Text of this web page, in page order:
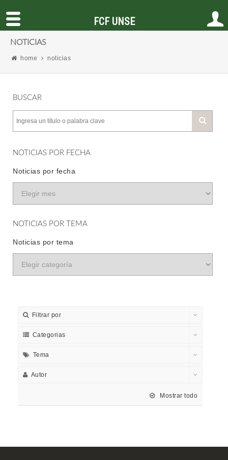
NOTICIAS
home noticias
BUSCAR
NOTICIAS POR FECHA
Noticias por fecha
NOTICIAS POR TEMA
Noticias por tema
Filtrar por
Categorias
Tema
Autor
Mostrar todo
FCF UNSE